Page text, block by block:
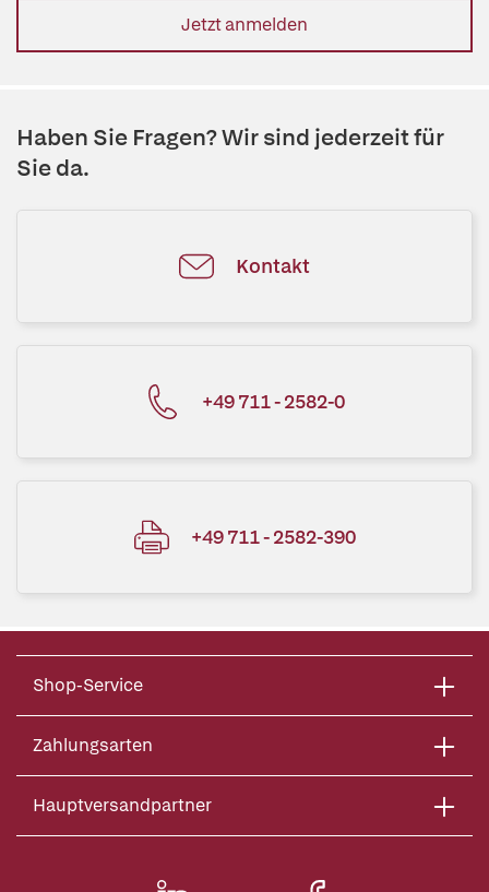
Jetzt anmelden
Haben Sie Fragen? Wir sind jederzeit für
Sie da.
Kontakt
+49 711 - 2582-0
+49 711 - 2582-390
Shop-Service
Zahlungsarten
Hauptversandpartner